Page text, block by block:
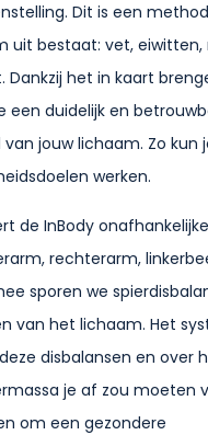
Dit is een
uit bestaat: vet, eiwitten,
Dankzij het in kaart
een duidelijk en
jouw lichaam. Zo kun
werken.
de InBody
rechterarm,
sporen we
van het lichaam. Het
disbalansen en over
je af zou moeten
om een gezondere